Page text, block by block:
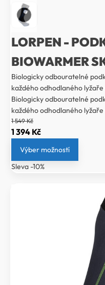
LORPEN -
BIOWARMER
Biologicky odbouratelné
každého odhodlaného
Biologicky odbouratelné
každého odhodlaného
1 549Kč
Původní
cena
byla:
1
1 394 KčAktuální
cena
1
Výber možností
Sleva -10%